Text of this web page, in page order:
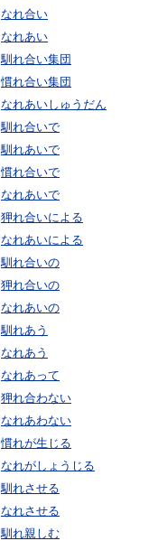
なれ合い
なれあい
馴れ合い集団
慣れ合い集団
なれあいしゅうだん
馴れ合いで
馴れあいで
慣れ合いで
なれあいで
狎れ合いによる
なれあいによる
馴れ合いの
狎れ合いの
なれあいの
馴れあう
なれあう
なれあって
狎れ合わない
なれあわない
慣れが生じる
なれがしょうじる
馴れさせる
なれさせる
馴れ親しむ